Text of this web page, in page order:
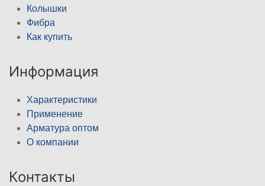
Колышки
Фибра
Как купить
Информация
Характеристики
Применение
Арматура оптом
О компании
Контакты